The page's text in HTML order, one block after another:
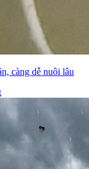
càng dễ nuôi lâu